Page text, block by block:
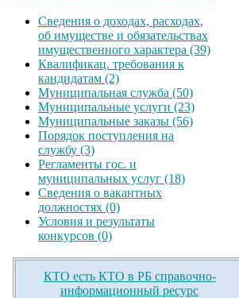
Сведения о доходах, расходах,
об имуществе и обязательствах
имущественного характера (39)
Квалификац. требования к
кандидатам (2)
Муниципальная служба (50)
Муниципальные услуги (23)
Муниципальные заказы (56)
Порядок поступления на
службу (3)
Регламенты гос. и
муниципальных услуг (18)
Сведения о вакантных
должностях (0)
Условия и результаты
конкурсов (0)
КТО есть КТО в РБ справочно-
информационный ресурс